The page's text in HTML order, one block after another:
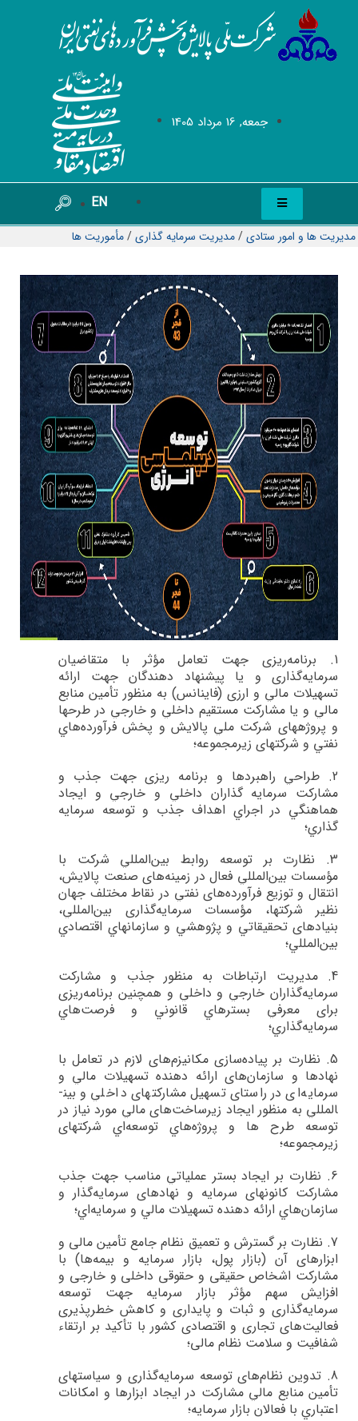
جمعه, 16 مرداد 1405
EN
مدیریت ها و امور ستادی/مدیریت سرمایه گذاری/مأموریت ها
1.
برنامه‌ريزي جهت تعامل مؤثر با متقاضيان
سرمايه‌گذاري و يا پيشنهاد دهندگان جهت ارائه
تسهيلات مالي و ارزي (فاينانس) به منظور تأمين منابع
مالي و يا مشاركت مستقيم داخلي و خارجي در طرح­ها
و پروژه­هاي شركت ملي پالايش و پخش فرآورده‌هاي
نفتي و شرکت­های زیرمجموعه؛
2.
طراحي راهبردها و برنامه ­ريزي جهت جذب و
مشاركت سرمايه گذاران داخلي و خارجي و ايجاد
هماهنگي در اجراي اهداف جذب و توسعه سرمايه
گذاري؛
3.
نظارت بر توسعه روابط بين‌المللي شركت با
مؤسسات بين‌المللي فعال در زمينه‌هاي صنعت پالايش،
انتقال و توزيع فرآورده‌هاي نفتي در نقاط مختلف جهان
نظير شركت­ها، مؤسسات سرمايه‌گذاري بين‌المللي،
بنيادهاي تحقيقاتي و پژوهشي و سازمان­هاي اقتصادي
بين‌المللي؛
4.
مديريت ارتباطات به منظور جذب و مشاركت
سرمايه‌گذاران خارجي و داخلي و همچنين برنامه‌ريزي
براي معرفي بسترهاي قانوني و فرصت‌هاي
سرمايه‌گذاري؛
5. نظارت بر پياده‌سازي مكانيزم‌هاي لازم در تعامل با
نهادها و سازمان‌هاي ارائه دهنده تسهيلات مالي و
سرمايه‌اي در راستاي تسهيل مشاركت­هاي داخلي و بين­
المللي به منظور ايجاد زيرساخت‌هاي مالي مورد نياز در
توسعه طرح ها و پروژه‌هاي توسعه‌اي شركت­های
زیرمجموعه؛
6. نظارت بر ايجاد بستر عملياتي مناسب جهت جذب
مشاركت كانون­هاي سرمايه و نهادهاي سرمايه‌گذار و
سازمان‌هاي ارائه دهنده تسهيلات مالي و سرمايه‌اي؛
7. نظارت بر گسترش و تعميق نظام جامع تأمين مالی و
ابزارهای آن (بازار پول، بازار سرمايه و بيمه‌ها) با
مشارکت اشخاص حقيقی و حقوقی داخلی و خارجی و
افزايش سهم مؤثر بازار سرمايه جهت توسعه
سرمايه‌گذاری و ثبات و پايداری و کاهش خطرپذيری
فعاليت‌های تجاری و اقتصادی کشور با تأکيد بر ارتقاء
شفافيت و سلامت نظام مالی؛
8. تدوين نظام‌هاي توسعه سرمايه‌گذاري‌ و سیاست­هاي
تأمين منابع مالي‌ مشاركت در ايجاد ابزارها و امكانات
اعتباري با فعالان بازار سرمايه‌؛